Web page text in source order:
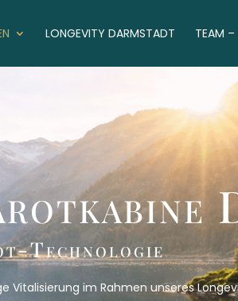
LONGEVITY DARMSTADT TEAM
Technologie
im Rahmen unseres